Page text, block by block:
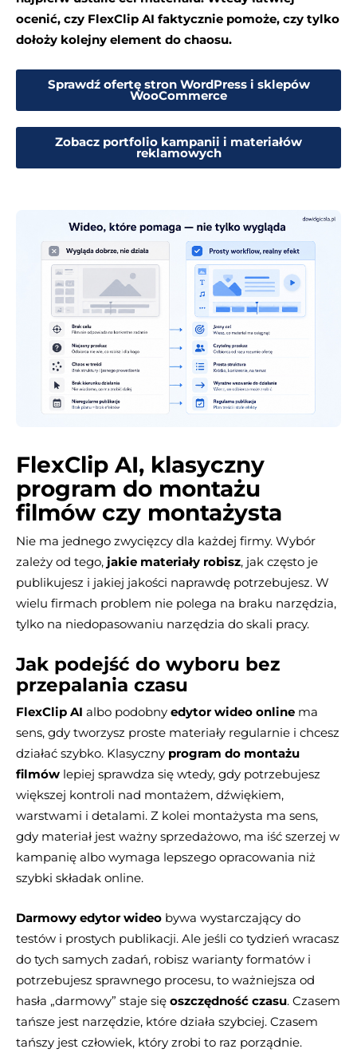
ocenić, czy FlexClip AI faktycznie pomoże, czy tylko
dołoży kolejny element do chaosu.
Sprawdź ofertę stron WordPress i sklepów
WooCommerce
Zobacz portfolio kampanii i materiałów
reklamowych
FlexClip AI, klasyczny
program do montażu
filmów czy montażysta
Nie ma jednego zwycięzcy dla każdej firmy. Wybór
zależy od tego, jakie materiały robisz, jak często je
publikujesz i jakiej jakości naprawdę potrzebujesz. W
wielu firmach problem nie polega na braku narzędzia,
tylko na niedopasowaniu narzędzia do skali pracy.
Jak podejść do wyboru bez
przepalania czasu
FlexClip AI albo podobny edytor wideo online ma
sens, gdy tworzysz proste materiały regularnie i chcesz
działać szybko. Klasyczny program do montażu
filmów lepiej sprawdza się wtedy, gdy potrzebujesz
większej kontroli nad montażem, dźwiękiem,
warstwami i detalami. Z kolei montażysta ma sens,
gdy materiał jest ważny sprzedażowo, ma iść szerzej w
kampanię albo wymaga lepszego opracowania niż
szybki składak online.
Darmowy edytor wideo bywa wystarczający do
testów i prostych publikacji. Ale jeśli co tydzień wracasz
do tych samych zadań, robisz warianty formatów i
potrzebujesz sprawnego procesu, to ważniejsza od
hasła „darmowy” staje się oszczędność czasu. Czasem
tańsze jest narzędzie, które działa szybciej. Czasem
tańszy jest człowiek, który zrobi to raz porządnie.